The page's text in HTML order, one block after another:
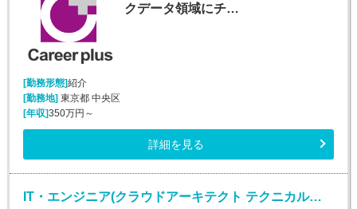
クデータ領域にチ…
[勤務形態]紹介
[勤務地]東京都 中央区
[年収]350万円～
詳細を見る
IT・エンジニア(クラウドアーキテクト テクニカルスペシャリスト/正社員)